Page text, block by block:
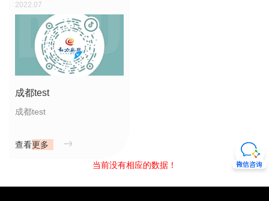
2022.07
成都test
成都test
查看更多
当前没有相应的数据！